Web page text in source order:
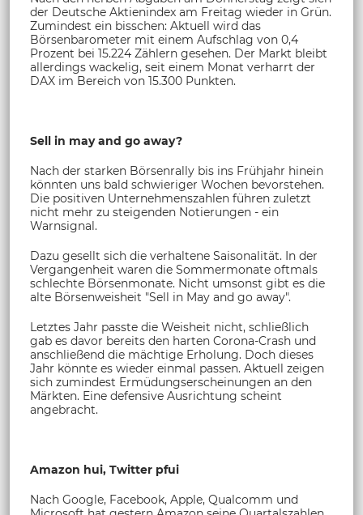
der Deutsche Aktienindex am Freitag wieder in Grün.
Zumindest ein bisschen: Aktuell wird das
Börsenbarometer mit einem Aufschlag von 0,4
Prozent bei 15.224 Zählern gesehen. Der Markt bleibt
allerdings wackelig, seit einem Monat verharrt der
DAX im Bereich von 15.300 Punkten.
Sell in may and go away?
Nach der starken Börsenrally bis ins Frühjahr hinein
könnten uns bald schwieriger Wochen bevorstehen.
Die positiven Unternehmenszahlen führen zuletzt
nicht mehr zu steigenden Notierungen - ein
Warnsignal.
Dazu gesellt sich die verhaltene Saisonalität. In der
Vergangenheit waren die Sommermonate oftmals
schlechte Börsenmonate. Nicht umsonst gibt es die
alte Börsenweisheit "Sell in May and go away".
Letztes Jahr passte die Weisheit nicht, schließlich
gab es davor bereits den harten Corona-Crash und
anschließend die mächtige Erholung. Doch dieses
Jahr könnte es wieder einmal passen. Aktuell zeigen
sich zumindest Ermüdungserscheinungen an den
Märkten. Eine defensive Ausrichtung scheint
angebracht.
Amazon hui, Twitter pfui
Nach Google, Facebook, Apple, Qualcomm und